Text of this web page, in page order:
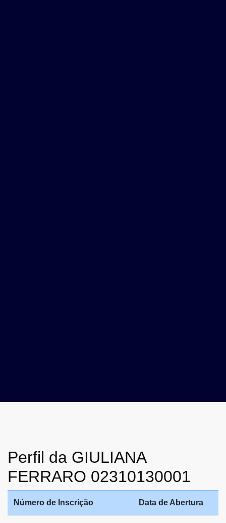
Perfil da GIULIANA
FERRARO 02310130001
Número de Inscrição Data de Abertura